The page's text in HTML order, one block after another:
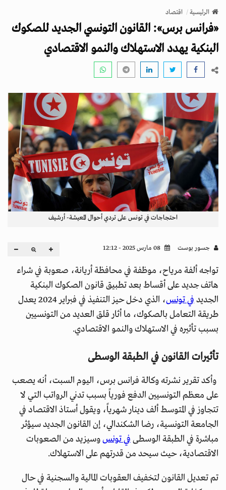
v
g
a
n
الرئيسية اقتصاد
«فرانس برس»: القانون التونسي الجديد للصكوك
البنكية يهدد الاستهلاك والنمو الاقتصادي
احتجاجات في تونس على تردي أحوال المعيشة- أرشيف
جسور بوست
تواجه ألفة مرياح، موظفة في محافظة أريانة، صعوبة في شراء
هاتف جديد على أقساط بعد تطبيق قانون الصكوك البنكية
الجديدفي تونس
، الذي دخل حيز التنفيذ في فبراير 2024 يعدل
طريقة التعامل بالصكوك، ما أثار قلق العديد من التونسيين
بسبب تأثيره في الاستهلاك والنمو الاقتصادي.
تأثيرات القانون في الطبقة الوسطى
وأكد تقرير نشرته وكالة فرانس برس، اليوم السبت، أنه يصعب
على معظم التونسيين الدفع فورياً بسبب تدني الرواتب التي لا
تتجاوز في المتوسط ألف دينار شهرياً، ويقول أستاذ الاقتصاد في
الجامعة التونسية، رضا الشكندالي، إن القانون الجديد سيؤثر
مباشرة في الطبقة الوسطىفي تونسوسيزيد من الصعوبات
الاقتصادية، حيث سيحد من قدرتهم على الاستهلاك.
تم تعديل القانون لتخفيف العقوبات المالية والسجنية في حال